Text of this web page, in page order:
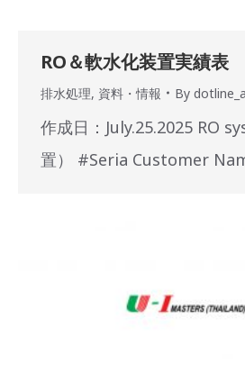
RO＆軟水化装置実績表
排水処理, 資料・情報 By
作成日：July.25.2025 RO
置） #Seria Customer